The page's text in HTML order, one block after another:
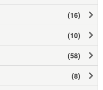
(16)
(10)
(58)
(8)